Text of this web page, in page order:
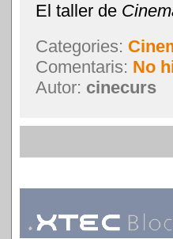
El taller de
Categories:
Comentaris: No
Autor: cinecurs